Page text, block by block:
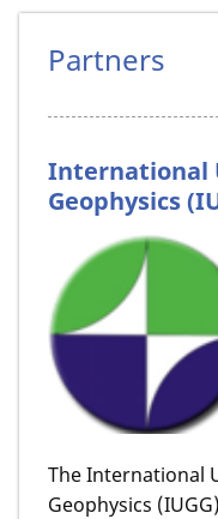
Partners
International
Geophysics
The International
Geophysics